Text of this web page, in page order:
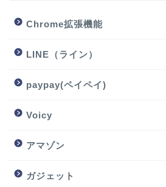
Chrome拡張機能
LINE（ライン）
paypay(ペイペイ)
Voicy
アマゾン
ガジェット